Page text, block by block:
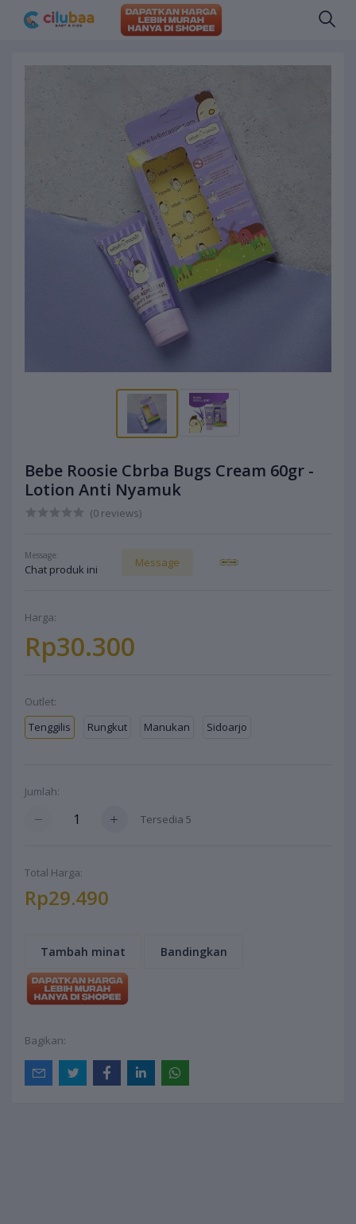
Bebe Roosie Cbrba Bugs Cream 60gr -
Lotion Anti Nyamuk
(0 reviews)
Message:
Chat produk ini
Message
Harga:
Rp30.300
Outlet:
Tenggilis
Rungkut Manukan Sidoarjo
Jumlah:
Tersedia 5
Total Harga:
Rp29.490
Tambah minat Bandingkan
Bagikan: